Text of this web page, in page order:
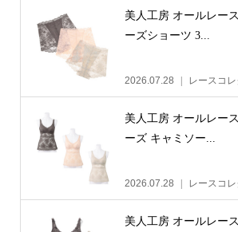
美人工房 オールレー
ーズショーツ 3...
2026.07.28 レースコ
美人工房 オールレー
ーズ キャミソー...
2026.07.28 レースコ
美人工房 オールレー